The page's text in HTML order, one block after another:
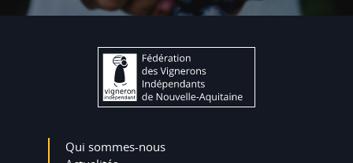
Qui sommes-nous